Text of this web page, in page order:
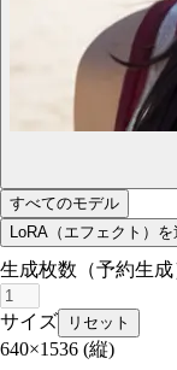
すべてのモデル
LoRA（エフェクト）を
生成枚数（予約生成
サイズ リセット
640×1536 (縦)